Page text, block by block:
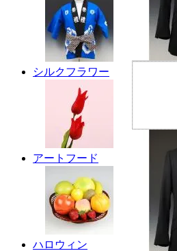
シルクフラワー
アートフード
ハロウィン